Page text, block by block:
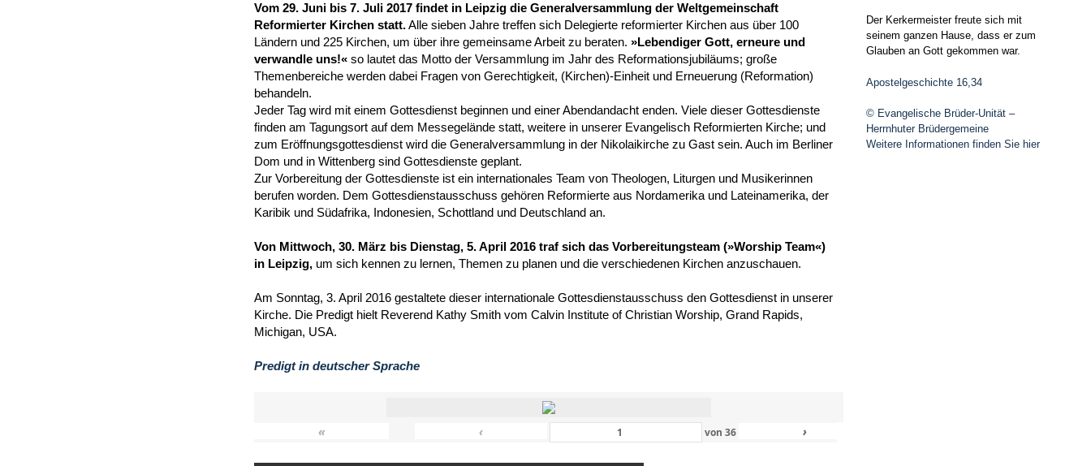
Vom 29. Juni bis 7. Juli 2017 findet in Leipzig die Generalversammlung der Weltgemeinschaft
Reformierter Kirchen statt.Alle sieben Jahre treffen sich Delegierte reformierter Kirchen aus über 100
Ländern und 225 Kirchen, um über ihre gemeinsame Arbeit zu beraten. »Lebendiger Gott, erneure und
verwandle uns!« so lautet das Motto der Versammlung im Jahr des Reformationsjubiläums; große
Themenbereiche werden dabei Fragen von Gerechtigkeit, (Kirchen)-Einheit und Erneuerung (Reformation)
behandeln.
Jeder Tag wird mit einem Gottesdienst beginnen und einer Abendandacht enden. Viele dieser Gottesdienste
finden am Tagungsort auf dem Messegelände statt, weitere in unserer Evangelisch Reformierten Kirche; und
zum Eröffnungsgottesdienst wird die Generalversammlung in der Nikolaikirche zu Gast sein. Auch im Berliner
Dom und in Wittenberg sind Gottesdienste geplant.
Zur Vorbereitung der Gottesdienste ist ein internationales Team von Theologen, Liturgen und Musikerinnen
berufen worden. Dem Gottesdienstausschuss gehören Reformierte aus Nordamerika und Lateinamerika, der
Karibik und Südafrika, Indonesien, Schottland und Deutschland an.
Von Mittwoch, 30. März bis Dienstag, 5. April 2016 traf sich das Vorbereitungsteam (»Worship Team«)
in Leipzig, um sich kennen zu lernen, Themen zu planen und die verschiedenen Kirchen anzuschauen.
Am Sonntag, 3. April 2016 gestaltete dieser internationale Gottesdienstausschuss den Gottesdienst in unserer
Kirche. Die Predigt hielt Reverend Kathy Smith vom Calvin Institute of Christian Worship, Grand Rapids,
Michigan, USA.
Predigt in deutscher Sprache
« ‹ von 36 ›
Der Kerkermeister freute sich mit
seinem ganzen Hause, dass er zum
Glauben an Gott gekommen war.
Apostelgeschichte 16,34
© Evangelische Brüder-Unität –
Herrnhuter Brüdergemeine
Weitere Informationen finden Sie hier